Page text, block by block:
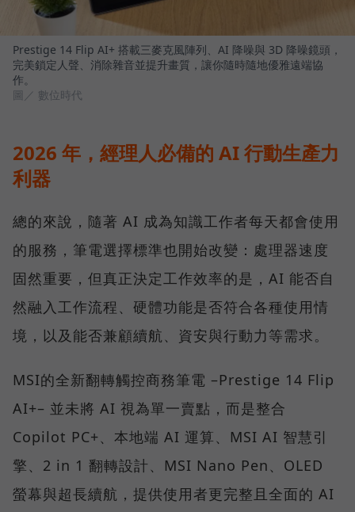
Prestige 14 Flip AI+ 搭載三麥克風陣列、AI 降噪與 3D 降噪鏡頭，
完美鎖定人聲、消除雜音並提升畫質，讓你隨時隨地優雅遠端協
作。
圖／ 數位時代
2026 年，經理人必備的 AI 行動生產力
利器
總的來說，隨著 AI 成為知識工作者每天都會使用
的服務，筆電選擇標準也開始改變：處理器速度
固然重要，但真正決定工作效率的是，AI 能否自
然融入工作流程、硬體功能是否符合各種使用情
境，以及能否兼顧續航、資安與行動力等需求。
MSI的全新翻轉觸控商務筆電 –Prestige 14 Flip
AI+– 並未將 AI 視為單一賣點，而是整合
Copilot PC+、本地端 AI 運算、MSI AI 智慧引
擎、2 in 1 翻轉設計、MSI Nano Pen、OLED
螢幕與超長續航，提供使用者更完整且全面的 AI